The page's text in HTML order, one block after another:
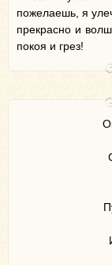
пожелаешь, я
прекрасно и
покоя и грез!